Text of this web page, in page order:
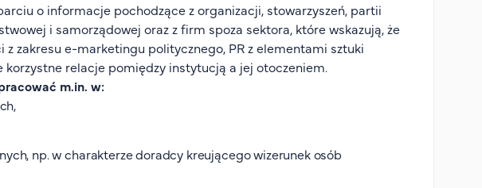
o informacje pochodzące z organizacji, stowarzyszeń, partii
i samorządowej oraz z firm spoza sektora, które wskazują, że
zakresu e-marketingu politycznego, PR z elementami sztuki
relacje pomiędzy instytucją a jej otoczeniem.
m.in. w:
np. w charakterze doradcy kreującego wizerunek osób